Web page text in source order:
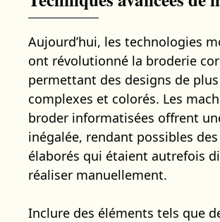
Aujourd’hui, les technologies
ont révolutionné la broderie
permettant des designs de
complexes et colorés. Les
broder informatisées offrent
inégalée, rendant possibles
élaborés qui étaient autrefois
réaliser manuellement.
Inclure des éléments tels que